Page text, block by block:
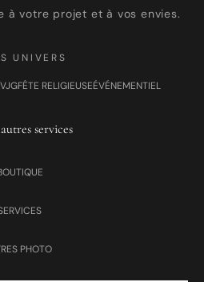
à votre projet et à vos envies.
UNIVERS
FÊTE RELIGIEUSEÉVÉNEMENTIEL
services
PHOTO